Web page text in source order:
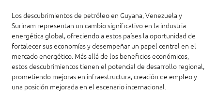
Los descubrimientos de petróleo en Guyana, Venezuela y
Surinam representan un cambio significativo en la industria
energética global, ofreciendo a estos países la oportunidad de
fortalecer sus economías y desempeñar un papel central en el
mercado energético. Más allá de los beneficios económicos,
estos descubrimientos tienen el potencial de desarrollo regional,
prometiendo mejoras en infraestructura, creación de empleo y
una posición mejorada en el escenario internacional.